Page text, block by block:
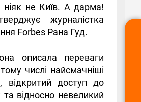
не Київ. А дарма!
журналістка
Forbes Рана Гуд.
описала переваги
числі найсмачніші
відкритий доступ до
відносно невеликий